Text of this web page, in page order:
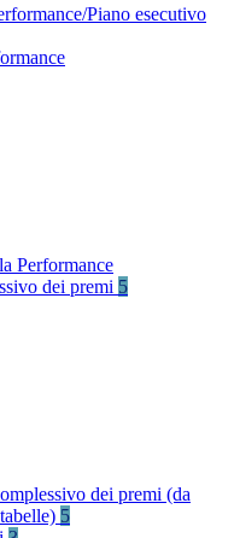
Piano esecutivo
Performance
dei premi 5
dei premi (da
5